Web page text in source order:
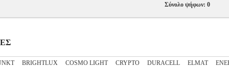
Σύνολο ψήφων: 0
BRIGHTLUX COSMO LIGHT CRYPTO DURACELL ELMAT